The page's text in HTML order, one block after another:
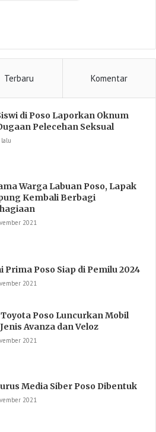
Terbaru Komentar
di Poso Laporkan Oknum
Pelecehan Seksual
Warga Labuan Poso, Lapak
Kembali Berbagi
2021
Prima Poso Siap di Pemilu 2024
2021
Poso Luncurkan Mobil
Avanza dan Veloz
2021
Media Siber Poso Dibentuk
2021